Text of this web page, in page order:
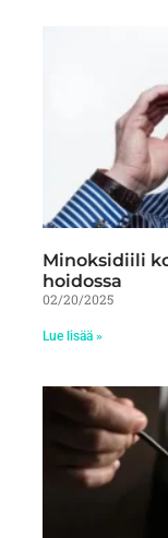
Minoksidiili
hoidossa
02/20/2025
Lue lisää »